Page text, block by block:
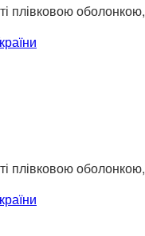
плівковою
плівковою